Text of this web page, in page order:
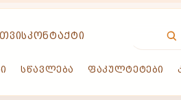
ᲙᲝᲜᲢᲐᲥᲢᲘ
ᲡᲬᲐᲕᲚᲔᲑᲐ ᲤᲐᲙᲣᲚᲢᲔᲢᲔᲑᲘ